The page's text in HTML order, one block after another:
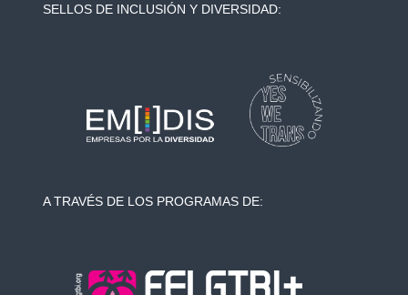
SELLOS DE INCLUSIÓN Y DIVERSIDAD:
A TRAVÉS DE LOS PROGRAMAS DE: